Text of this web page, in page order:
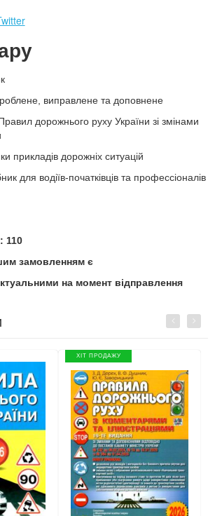
виправлене та доповнене
дорожнього руху України зі змінами
прикладів дорожніх ситуацій
для водіїв-початківців та профессіоналів
110
замовленням є
на момент відправлення
Previous
ХІТ ПРОДАЖУ
Next